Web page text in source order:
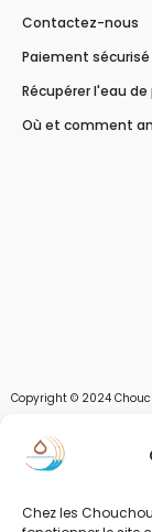
Chez les
Contactez-nous
Paiement sécurisé
Récupérer l'eau de
Où et comment
Copyright © 2024
Les chouchous d’Esa
pluie, et des moyens
Soleil et Air nous